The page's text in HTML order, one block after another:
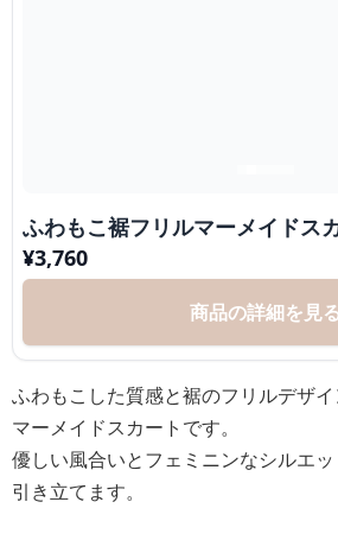
ふわもこ裾フリルマーメイドス
¥3,760
商品の詳細を見
ふわもこした質感と裾のフリルデザ
マーメイドスカートです。
優しい風合いとフェミニンなシルエ
引き立てます。